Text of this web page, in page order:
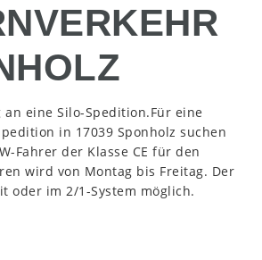
eine Silo-Spedition.Für eine
in 17039 Sponholz suchen
Fahrer der Klasse CE für den
wird von Montag bis Freitag. Der
oder im 2/1-System möglich.